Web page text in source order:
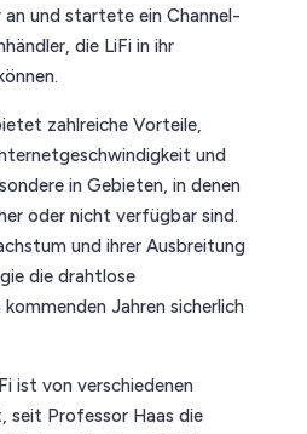
an und startete ein Channel-
die LiFi in ihr
zahlreiche Vorteile,
und
in Gebieten, in denen
oder nicht verfügbar sind.
und ihrer Ausbreitung
die drahtlose
Jahren sicherlich
ist von verschiedenen
seit Professor Haas die